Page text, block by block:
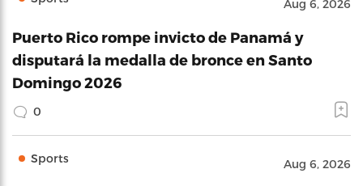
Aug 6, 2026
Puerto Rico rompe invicto de Panamá y
disputará la medalla de bronce en Santo
Domingo 2026
0
Sports Aug 6, 2026